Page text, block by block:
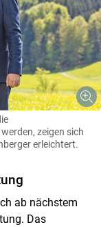
zeigen sich
erleichtert.
ab nächstem
Das